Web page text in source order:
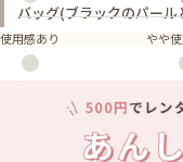
バッグ(ブラックのパー
使用感あり やや